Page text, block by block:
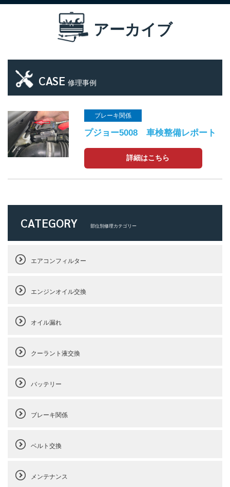
アーカイブ
CASE 修理事例
ブレーキ関係
プジョー5008 車検整備レポート
詳細はこちら
CATEGORY 部位別修理カテゴリー
エアコンフィルター
エンジンオイル交換
オイル漏れ
クーラント液交換
バッテリー
ブレーキ関係
ベルト交換
メンテナンス